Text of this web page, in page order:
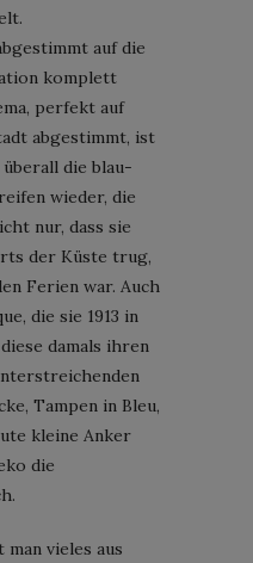
auf die
komplett
perfekt auf
abgestimmt, ist
überall die blau-
wieder, die
nur, dass sie
der Küste trug,
Ferien war. Auch
die sie 1913 in
damals ihren
Tampen in Bleu,
kleine Anker
die
vieles aus